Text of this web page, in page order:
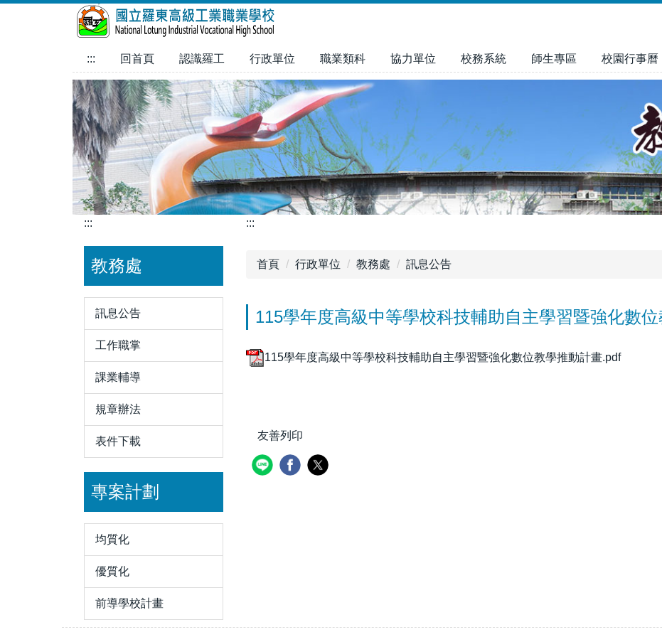
::: 回首頁 認識羅工 行政單位 職業類科 協力單位 校務系統 師生專區 校園行事曆
:::
教務處
訊息公告
工作職掌
課業輔導
規章辦法
表件下載
專案計劃
均質化
優質化
前導學校計畫
:::
首頁 行政單位 教務處 訊息公告
115學年度高級中等學校科技輔助自主學習暨強化數
115學年度高級中等學校科技輔助自主學習暨強化數位教學推動計畫.pdf
友善列印